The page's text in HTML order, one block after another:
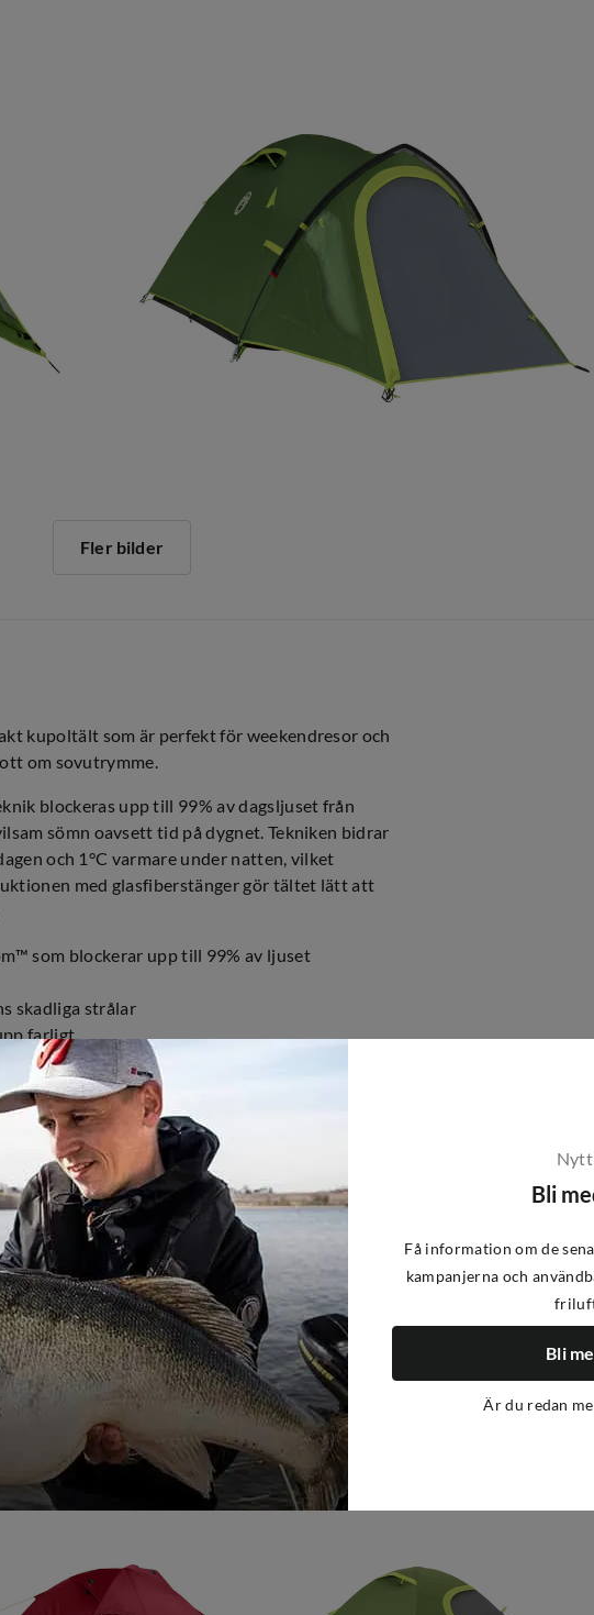
Fler bilder
kupoltält som är perfekt för weekendresor och
om sovutrymme.
blockeras upp till 99% av dagsljuset från
sömn oavsett tid på dygnet. Tekniken bidrar
och 1°C varmare under natten, vilket
med glasfiberstänger gör tältet lätt att
som blockerar upp till 99% av ljuset
skadliga strålar
farligt
och skydd mot insekter
och förbättrar aerodynamiken
Bli
Få information om de
kampanjerna och
Bli
Är du redan